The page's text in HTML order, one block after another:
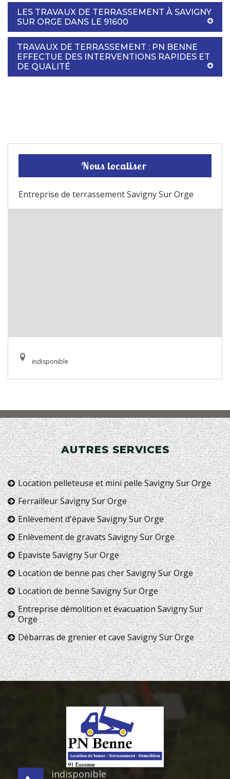
LES TRAVAUX DE TERRASSEMENT À SAVIGNY
SUR ORGE DANS LE 91600
TRAVAUX DE TERRASSEMENT : PN BENNE
EFFECTUE DES INTERVENTIONS RAPIDES ET
DE QUALITÉ
Nous localiser
Entreprise de terrassement Savigny Sur Orge
indisponible
AUTRES SERVICES
Location pelleteuse et mini pelle Savigny Sur Orge
Ferrailleur Savigny Sur Orge
Enlèvement d'épave Savigny Sur Orge
Enlèvement de gravats Savigny Sur Orge
Epaviste Savigny Sur Orge
Location de benne pas cher Savigny Sur Orge
Location de benne Savigny Sur Orge
Entreprise démolition et évacuation Savigny Sur
Orge
Débarras de grenier et cave Savigny Sur Orge
indisponible